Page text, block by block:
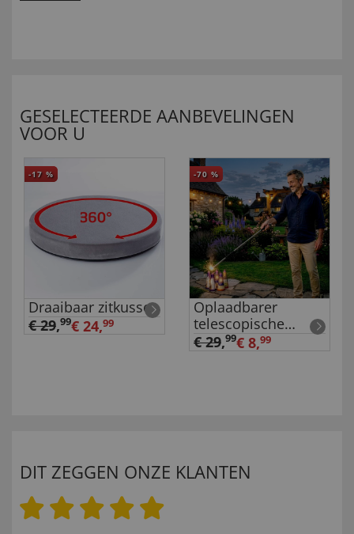
GESELECTEERDE AANBEVELINGEN
VOOR U
-17 %
Draaibaar zitkussen
€ 29,99€ 24,99
-70 %
Oplaadbarer
telescopische
aansteker
€ 29,99€ 8,99
DIT ZEGGEN ONZE KLANTEN